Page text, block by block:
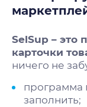
SelSup – это
карточки
ничего не
программа
заполнить;